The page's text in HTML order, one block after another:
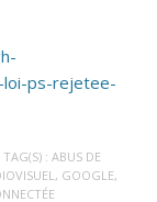
ps-rejetee-
: ABUS DE
, GOOGLE,